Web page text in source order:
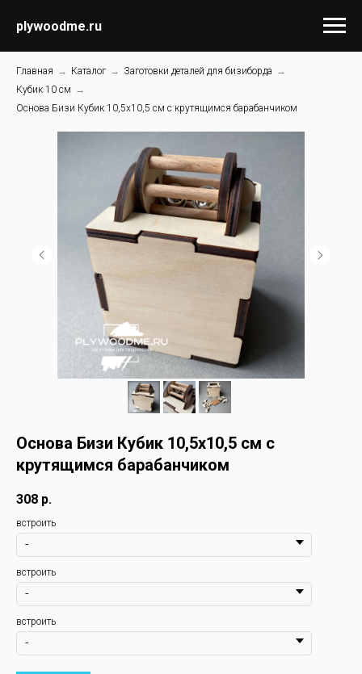
plywoodme.ru
Главная → Каталог → Заготовки деталей для бизиборда →
Кубик 10 см →
Основа Бизи Кубик 10,5х10,5 см с крутящимся барабанчиком
Основа Бизи Кубик 10,5х10,5 см с
крутящимся барабанчиком
308 р.
встроить
встроить
встроить